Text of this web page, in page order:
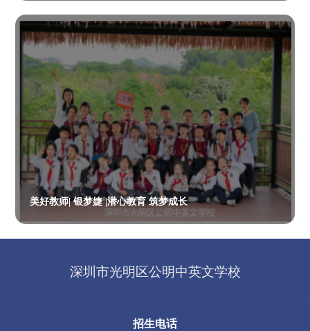
美好教师| 银梦婕 |潜心教育 筑梦成长
深圳市光明区公明中英文学校
招生电话